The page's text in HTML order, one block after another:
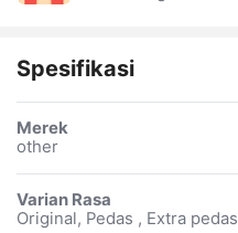
Spesifikasi
Merek
other
Varian Rasa
Original, Pedas , Extra pedas